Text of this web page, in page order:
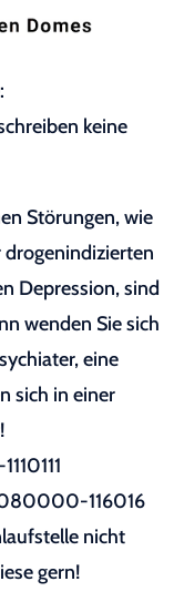
keine
Störungen, wie
drogenindizierten
Depression, sind
wenden Sie sich
eine
sich in einer
080000-116016
nicht
gern!